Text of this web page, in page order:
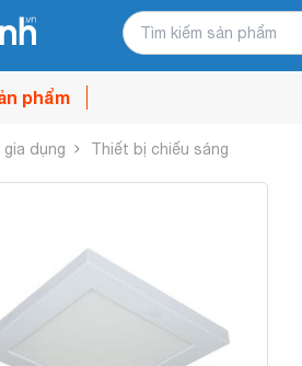
phẩm
dụng Thiết bị chiếu sáng